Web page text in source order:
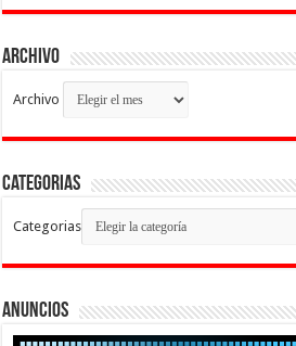
Archivo
Archivo
Categorias
Categorias
Anuncios